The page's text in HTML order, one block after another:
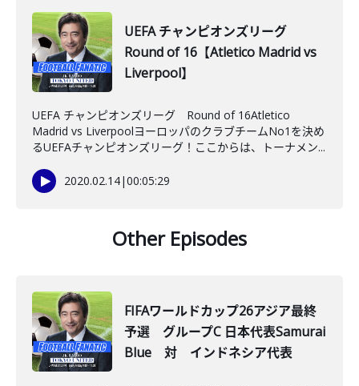
UEFA チャンピオンズリーグ
Round of 16【Atletico Madrid vs
Liverpool】
UEFA チャンピオンズリーグ Round of 16Atletico
Madrid vs LiverpoolヨーロッパのクラブチームNo1を決め
るUEFAチャンピオンズリーグ！ここからは、トーナメン...
2020.02.14|00:05:29
Other Episodes
FIFAワールドカップ26アジア最終
予選 グループC 日本代表Samurai
Blue 対 インドネシア代表